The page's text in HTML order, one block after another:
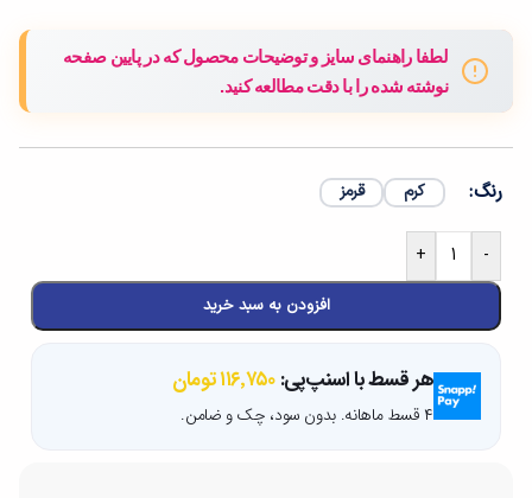
لطفا راهنمای سایز و توضیحات محصول که در پایین صفحه
نوشته شده را با دقت مطالعه کنید.
رنگ کرم قرمز
-
+
افزودن به سبد خرید
هر قسط با اسنپ‌پی:۱۱۶٬۷۵۰تومان
۴ قسط ماهانه. بدون سود، چک و ضامن.